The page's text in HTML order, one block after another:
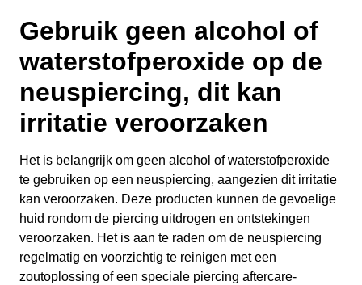
Gebruik geen alcohol of
waterstofperoxide op de
neuspiercing, dit kan
irritatie veroorzaken
Het is belangrijk om geen alcohol of waterstofperoxide
te gebruiken op een neuspiercing, aangezien dit irritatie
kan veroorzaken. Deze producten kunnen de gevoelige
huid rondom de piercing uitdrogen en ontstekingen
veroorzaken. Het is aan te raden om de neuspiercing
regelmatig en voorzichtig te reinigen met een
zoutoplossing of een speciale piercing aftercare-